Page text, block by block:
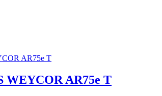
WEYCOR AR75e T